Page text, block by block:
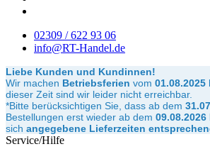
02309 / 622 93 06
info@RT-Handel.de
Liebe Kunden und Kundinnen!
Wir machen Betriebsferien vom 01.08.2025
dieser Zeit sind wir leider nicht erreichbar.
*Bitte berücksichtigen Sie, dass ab dem
Bestellungen erst wieder ab dem 09.08.2026
sich angegebene Lieferzeiten
Service/Hilfe